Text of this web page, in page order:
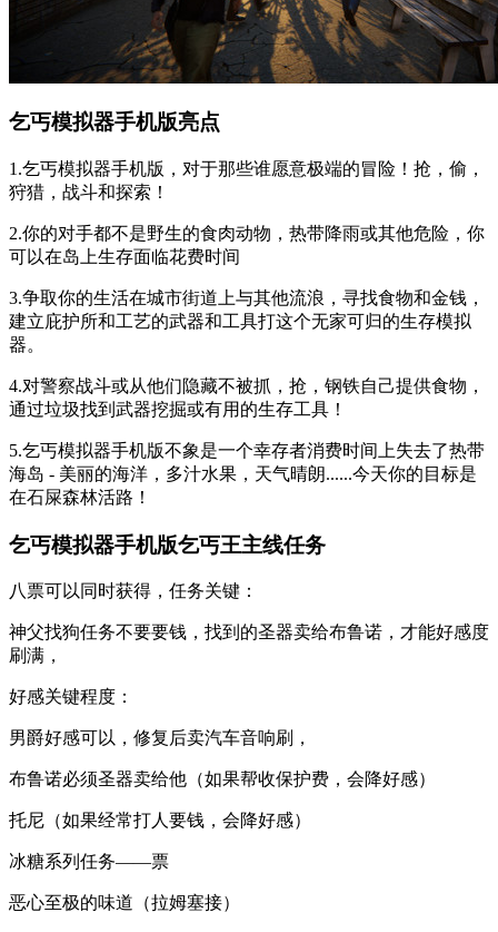
乞丐模拟器手机版亮点
1.乞丐模拟器手机版，对于那些谁愿意极端的冒险！抢，偷，
狩猎，战斗和探索！
2.你的对手都不是野生的食肉动物，热带降雨或其他危险，你
可以在岛上生存面临花费时间
3.争取你的生活在城市街道上与其他流浪，寻找食物和金钱，
建立庇护所和工艺的武器和工具打这个无家可归的生存模拟
器。
4.对警察战斗或从他们隐藏不被抓，抢，钢铁自己提供食物，
通过垃圾找到武器挖掘或有用的生存工具！
5.乞丐模拟器手机版不象是一个幸存者消费时间上失去了热带
海岛 - 美丽的海洋，多汁水果，天气晴朗......今天你的目标是
在石屎森林活路！
乞丐模拟器手机版乞丐王主线任务
八票可以同时获得，任务关键：
神父找狗任务不要要钱，找到的圣器卖给布鲁诺，才能好感度
刷满，
好感关键程度：
男爵好感可以，修复后卖汽车音响刷，
布鲁诺必须圣器卖给他（如果帮收保护费，会降好感）
托尼（如果经常打人要钱，会降好感）
冰糖系列任务——票
恶心至极的味道（拉姆塞接）